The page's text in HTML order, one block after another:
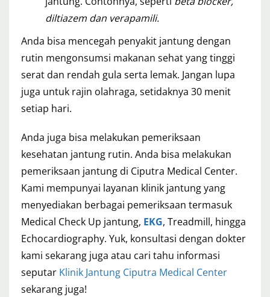
diltiazem dan verapamili.
Anda bisa mencegah penyakit jantung dengan
rutin mengonsumsi makanan sehat yang tinggi
serat dan rendah gula serta lemak. Jangan lupa
juga untuk rajin olahraga, setidaknya 30 menit
setiap hari.
Anda juga bisa melakukan pemeriksaan
kesehatan jantung rutin. Anda bisa melakukan
pemeriksaan jantung di Ciputra Medical Center.
Kami mempunyai layanan klinik jantung yang
menyediakan berbagai pemeriksaan termasuk
Medical Check Up jantung, EKG, Treadmill, hingga
Echocardiography. Yuk, konsultasi dengan dokter
kami sekarang juga atau cari tahu informasi
seputar Klinik Jantung Ciputra Medical Center
sekarang juga!